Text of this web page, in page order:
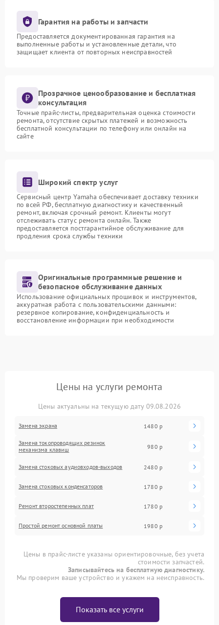
Гарантия на работы и запчасти
Предоставляется документированная гарантия на
выполненные работы и установленные детали, что
защищает клиента от повторных неисправностей
Прозрачное ценообразование и бесплатная
консультация
Точные прайс-листы, предварительная оценка стоимости
ремонта, отсутствие скрытых платежей и возможность
бесплатной консультации по телефону или онлайн на
сайте
Широкий спектр услуг
Сервисный центр Yamaha обеспечивает доставку техники
по всей РФ, бесплатную диагностику и качественный
ремонт, включая срочный ремонт. Клиенты могут
отслеживать статус ремонта онлайн. Также
предоставляется постгарантийное обслуживание для
продления срока службы техники
Оригинальные программные решение и
безопасное обслуживание данных
Использование официальных прошивок и инструментов,
аккуратная работа с пользовательскими данными:
резервное копирование, конфиденциальность и
восстановление информации при необходимости
Цены на услуги ремонта
Цены актуальны на текущую дату 09.08.2026
Замена экрана 1480 р
Замена токопроводящих резинок
механизма клавиш
980 р
Замена стоковых аудиовходов-выходов 2480 р
Замена стоковых конденсаторов 1780 р
Ремонт второстепенных плат 1780 р
Простой ремонт основной платы 1980 р
Цены в прайс-листе указаны ориентировочные, без учета
стоимости запчастей.
Записывайтесь на бесплатную диагностику.
Мы проверим ваше устройство и укажем на неисправность.
Показать все услуги